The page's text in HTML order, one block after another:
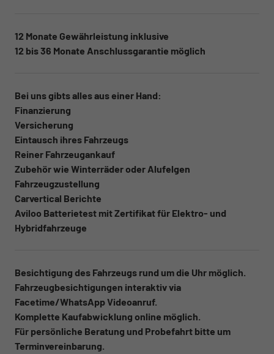
12 Monate Gewährleistung inklusive
12 bis 36 Monate Anschlussgarantie möglich
Bei uns gibts alles aus einer Hand:
Finanzierung
Versicherung
Eintausch ihres Fahrzeugs
Reiner Fahrzeugankauf
Zubehör wie Winterräder oder Alufelgen
Fahrzeugzustellung
Carvertical Berichte
Aviloo Batterietest mit Zertifikat für Elektro- und
Hybridfahrzeuge
Besichtigung des Fahrzeugs rund um die Uhr möglich.
Fahrzeugbesichtigungen interaktiv via
Facetime/WhatsApp Videoanruf.
Komplette Kaufabwicklung online möglich.
Für persönliche Beratung und Probefahrt bitte um
Terminvereinbarung.